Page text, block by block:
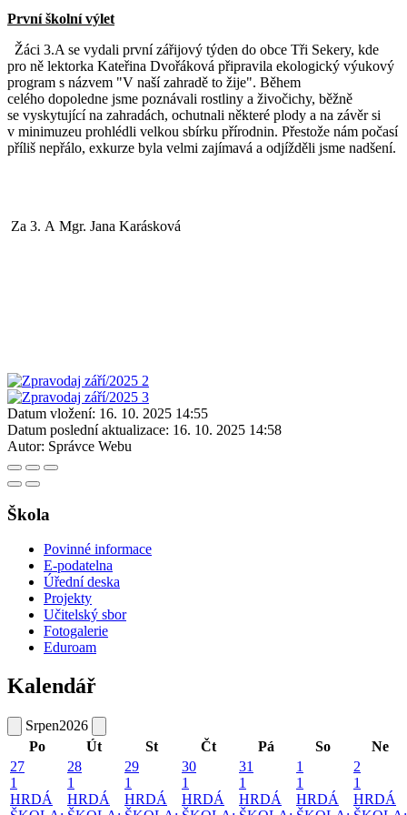
První školní výlet
Žáci 3.A se vydali první zářijový týden do obce Tři Sekery, kde
pro ně lektorka Kateřina Dvořáková připravila ekologický výukový
program s názvem "V naší zahradě to žije". Během
celého dopoledne jsme poznávali rostliny a živočichy, běžně
se vyskytující na zahradách, ochutnali některé plody a na závěr si
v minimuzeu prohlédli velkou sbírku přírodnin. Přestože nám počasí
příliš nepřálo, exkurze byla velmi zajímavá a odjížděli jsme nadšení.
Za 3. A Mgr. Jana Karásková
Datum vložení: 16. 10. 2025 14:55
Datum poslední aktualizace: 16. 10. 2025 14:58
Autor: Správce Webu
Škola
Povinné informace
E-podatelna
Úřední deska
Projekty
Učitelský sbor
Fotogalerie
Eduroam
Kalendář
Srpen2026
Po
Út St Čt Pá So
Ne
27
1
HRDÁ
28
1
HRDÁ
29
1
HRDÁ
30
1
HRDÁ
31
1
HRDÁ
1
1
HRDÁ
2
1
HRDÁ